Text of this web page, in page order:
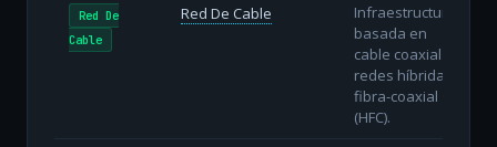
Red De
Cable
Red De Cable
Infraestructura
basada en
cable coaxial o
redes híbridas
fibra-coaxial
(HFC).